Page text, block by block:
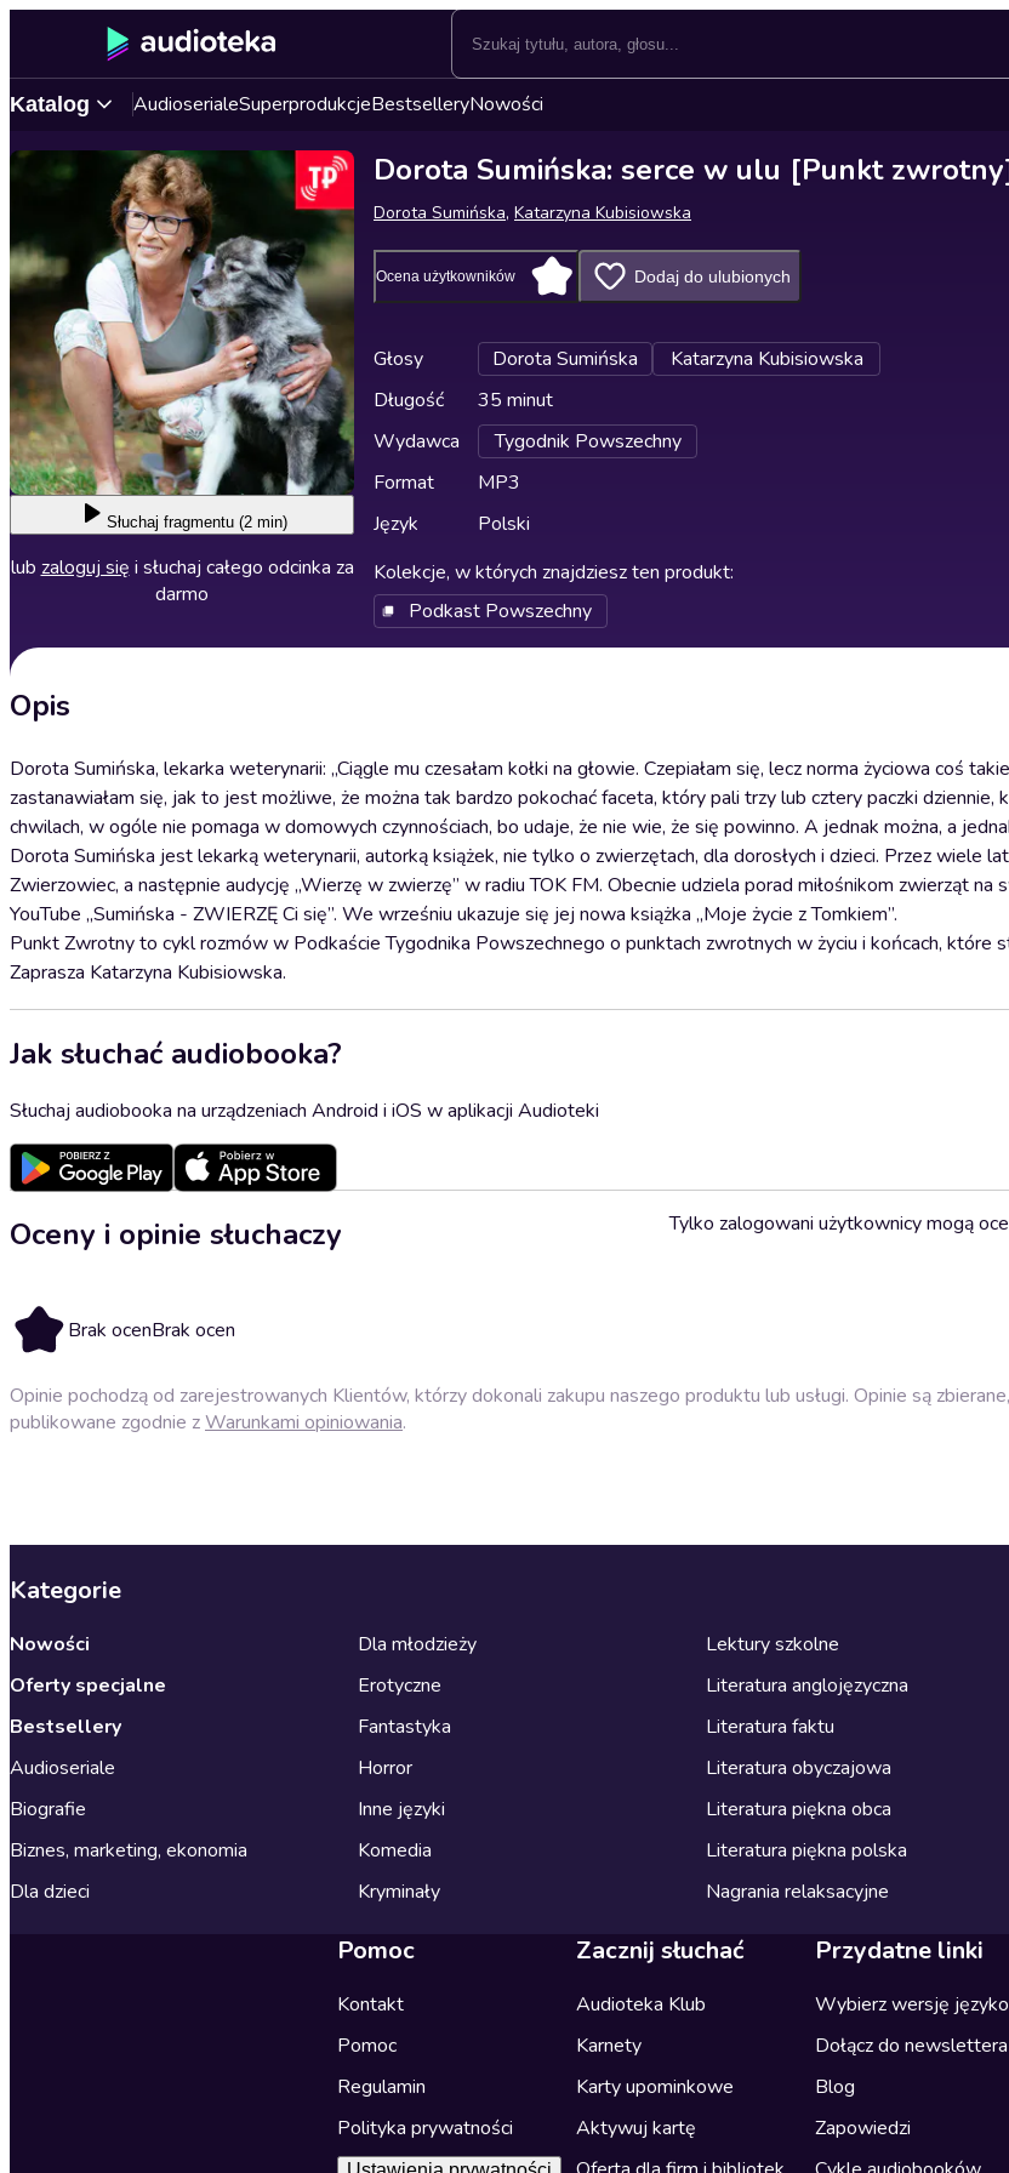
Katalog AudioserialeSuperprodukcjeBestselleryNowości
Słuchaj fragmentu (2 min)
lub zaloguj się i słuchaj całego odcinka za
darmo
Dorota Sumińska: serce w ulu [Punkt
Dorota Sumińska, Katarzyna Kubisiowska
Ocena użytkowników Dodaj do ulubionych
Głosy Dorota Sumińska
Katarzyna Kubisiowska
Długość
35 minut
Wydawca
Tygodnik Powszechny
Format
MP3
Język
Polski
Kolekcje, w których znajdziesz ten produkt:
Podkast Powszechny
Opis
Dorota Sumińska, lekarka weterynarii: „Ciągle mu czesałam kołki na głowie. Czepiałam się, lecz norma życiowa coś
zastanawiałam się, jak to jest możliwe, że można tak bardzo pokochać faceta, który pali trzy lub cztery paczki dziennie,
chwilach, w ogóle nie pomaga w domowych czynnościach, bo udaje, że nie wie, że się powinno. A jednak można, a
Dorota Sumińska jest lekarką weterynarii, autorką książek, nie tylko o zwierzętach, dla dorosłych i dzieci. Przez wiele
Zwierzowiec, a następnie audycję „Wierzę w zwierzę” w radiu TOK FM. Obecnie udziela porad miłośnikom zwierząt na
YouTube „Sumińska - ZWIERZĘ Ci się”. We wrześniu ukazuje się jej nowa książka „Moje życie z Tomkiem”.
Punkt Zwrotny to cykl rozmów w Podkaście Tygodnika Powszechnego o punktach zwrotnych w życiu i końcach, które
Zaprasza Katarzyna Kubisiowska.
Jak słuchać audiobooka?
Słuchaj audiobooka na urządzeniach Android i iOS w aplikacji Audioteki
Oceny i opinie słuchaczy
Brak ocenBrak ocen
Tylko zalogowani użytkownicy mogą
Opinie pochodzą od zarejestrowanych Klientów, którzy dokonali zakupu naszego produktu lub usługi. Opinie są
publikowane zgodnie zWarunkami opiniowania.
Kategorie
Nowości
Oferty specjalne
Bestsellery
Audioseriale
Biografie
Biznes, marketing, ekonomia
Dla dzieci
Dla młodzieży
Erotyczne
Fantastyka
Horror
Inne języki
Komedia
Kryminały
Lektury szkolne
Literatura anglojęzyczna
Literatura faktu
Literatura obyczajowa
Literatura piękna obca
Literatura piękna polska
Nagrania relaksacyjne
Pomoc
Kontakt
Pomoc
Regulamin
Polityka prywatności
Zacznij słuchać
Audioteka Klub
Karnety
Karty upominkowe
Aktywuj kartę
Przydatne linki
Wybierz wersję
Dołącz do newslettera
Blog
Zapowiedzi